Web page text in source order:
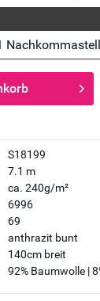
S18199
7.1 m
ca. 240g/m²
6996
69
anthrazit bunt
140cm breit
92% Baumwolle |